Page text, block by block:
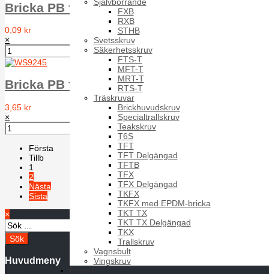
FXB
RXB
STHB
Svetsskruv
Säkerhetsskruv
FTS-T
MFT-T
MRT-T
RTS-T
Träskruvar
Brickhuvudskruv
Specialtrallskruv
Teakskruv
T6S
TFT
TFT Delgängad
TFTB
TFX
TFX Delgängad
TKFX
TKFX med EPDM-bricka
TKT TX
TKT TX Delgängad
TKX
Trallskruv
Vagnsbult
Vingskruv
Bricka PB för NFE 25-514 WS9245 A4 Typ Z
0,09 kr
×
Bricka PB för NFE 25-514 WS9245 A4 Typ Z
3,65 kr
×
Första
Tillb
1
2
Nästa
Sista
×
Huvudmeny